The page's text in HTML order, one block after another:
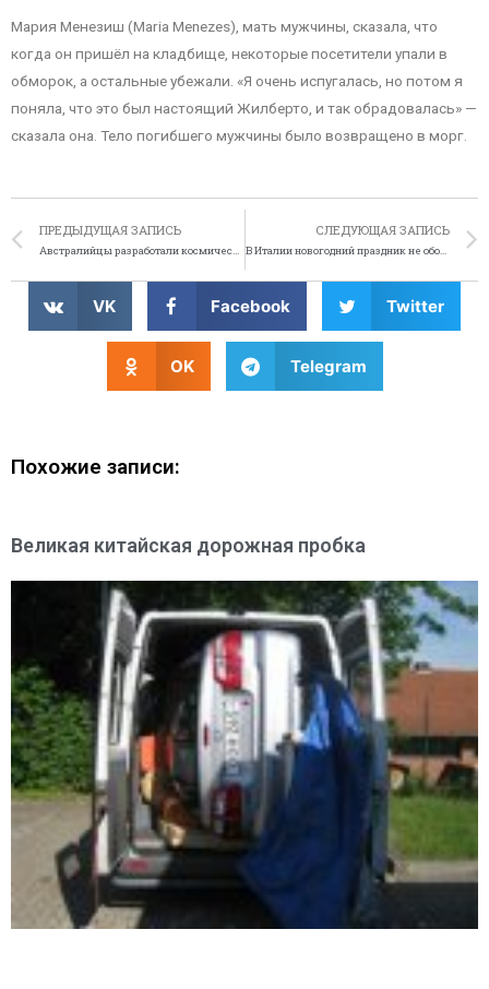
Мария Менезиш (Maria Menezes), мать мужчины, сказала, что
когда он пришёл на кладбище, некоторые посетители упали в
обморок, а остальные убежали. «Я очень испугалась, но потом я
поняла, что это был настоящий Жилберто, и так обрадовалась» —
сказала она. Тело погибшего мужчины было возвращено в морг.
ПРЕДЫДУЩАЯ ЗАПИСЬ
Австралийцы разработали космическое пиво
СЛЕДУЮЩАЯ ЗАПИСЬ
В Италии новогодний праздник не обошёлся без жертв
VK Facebook Twitter
OK Telegram
Похожие записи:
Великая китайская дорожная пробка